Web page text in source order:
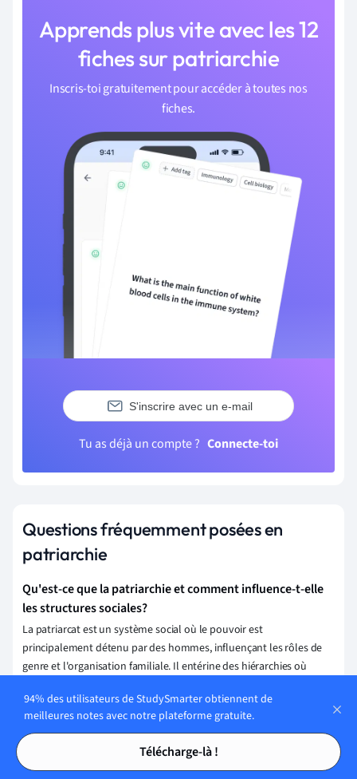
Tables des matières
Tables des matières
Apprends plus vite avec les 12
fiches sur patriarchie
Inscris-toi gratuitement pour accéder à toutes nos
fiches.
S'inscrire avec un e-mail
Tu as déjà un compte ? Connecte-toi
Questions fréquemment posées en
patriarchie
Qu'est-ce que la patriarchie et comment influence-t-elle
les structures sociales?
La patriarcat est un système social où le pouvoir est
principalement détenu par des hommes, influençant les rôles de
genre et l'organisation familiale. Il entérine des hiérarchies où
la législation et les dynamiques économiques et culturelles,
souvent au détriment des femmes et d'autres genres.
Comment la patriarchie a-t-elle évolué à travers les
différentes cultures et époques?
94% des utilisateurs de StudySmarter obtiennent de
meilleures notes avec notre plateforme gratuite.
Télécharge-là !